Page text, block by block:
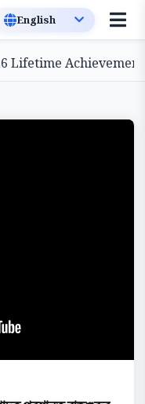
Achievement